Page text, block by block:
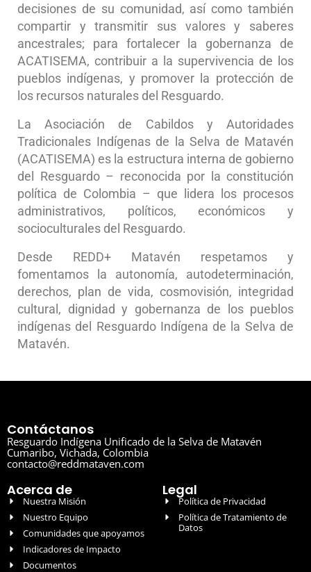
decisiones de su comunidad, así como también
compartir y transmitir sus valores y saberes
ancestrales; para fortalecer la gobernanza de
ACATISEMA, contribuir a la supervivencia de los
pueblos indígenas, y promover la protección de
los recursos naturales del Resguardo.
La Asociación de Cabildos y Autoridades
Tradicionales Indígenas de la Selva de Matavén
(ACATISEMA) es la estructura interna de gobierno
del Resguardo – reconocida por la constitución
política de Colombia – que lidera los procesos
administrativos, políticos, económicos y
socioculturales del Resguardo.
Desde REDD+ Matavén respetamos y
fomentamos la autonomía, autodeterminación,
derechos, plan de vida, cosmovisión, integridad
cultural, dignidad y gobernanza de los pueblos
indígenas del Resguardo Indígena de la Selva de
Matavén.
Contáctanos
Resguardo Indígena Unificado de la Selva de Matavén
Cumaribo, Vichada, Colombia
contacto@reddmataven.com
Acerca de
Nuestra Misión
Nuestro Equipo
Comunidades que apoyamos
Indicadores de Impacto
Documentos
Legal
Política de Privacidad
Política de Tratamiento de
Datos